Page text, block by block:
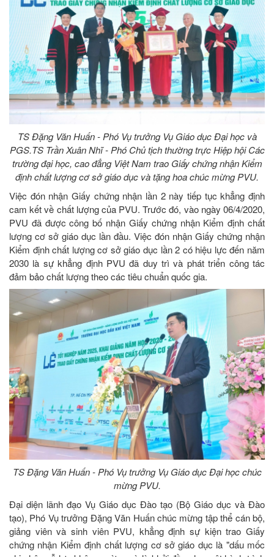
TS Đặng Văn Huấn - Phó Vụ trưởng Vụ Giáo dục Đại học và
PGS.TS Trần Xuân Nhĩ - Phó Chủ tịch thường trực Hiệp hội Các
trường đại học, cao đẳng Việt Nam trao Giấy chứng nhận Kiểm
định chất lượng cơ sở giáo dục và tặng hoa chúc mừng PVU.
Việc đón nhận Giấy chứng nhận lần 2 này tiếp tục khẳng định
cam kết về chất lượng của PVU. Trước đó, vào ngày 06/4/2020,
PVU đã được công bố nhận Giấy chứng nhận Kiểm định chất
lượng cơ sở giáo dục lần đầu. Việc đón nhận Giấy chứng nhận
Kiểm định chất lượng cơ sở giáo dục lần 2 có hiệu lực đến năm
2030 là sự khẳng định PVU đã duy trì và phát triển công tác
đảm bảo chất lượng theo các tiêu chuẩn quốc gia.
TS Đặng Văn Huấn - Phó Vụ trưởng Vụ Giáo dục Đại học chúc
mừng PVU.
Đại diện lãnh đạo Vụ Giáo dục Đào tạo (Bộ Giáo dục và Đào
tạo), Phó Vụ trưởng Đặng Văn Huấn chúc mừng tập thể cán bộ,
giảng viên và sinh viên PVU, khẳng định sự kiện trao Giấy
chứng nhận Kiểm định chất lượng cơ sở giáo dục là "dấu mốc